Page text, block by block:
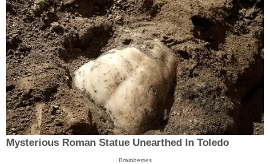
Mysterious Roman Statue Unearthed In Toledo
Brainberries